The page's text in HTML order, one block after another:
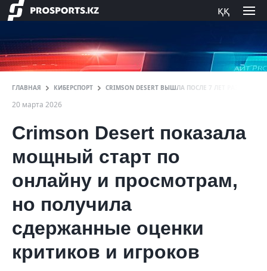
ққ
ГЛАВНАЯ КИБЕРСПОРТ CRIMSON DESERT ВЫШЛА ПОСЛЕ 7 ЛЕТ РАЗРАБОТКИ
20 марта 2026
Crimson Desert показала
мощный старт по
онлайну и просмотрам,
но получила
сдержанные оценки
критиков и игроков